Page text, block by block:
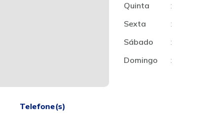
Quinta
:
Sexta
:
Sábado
:
Domingo
:
Telefone(s)